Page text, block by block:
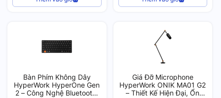
Bàn Phím Không Dây
HyperWork HyperOne Gen
2 – Công Nghệ Bluetooth,
Giá Đỡ Microphone
HyperWork ONIK MA01 G2
– Thiết Kế Hiện Đại, Ổn